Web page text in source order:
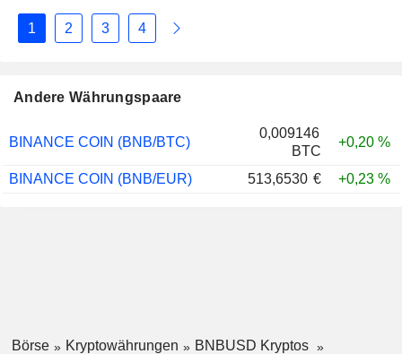
1 2 3 4
Andere Währungspaare
BINANCE COIN (BNB/BTC)
0,009146
BTC
+0,20 %
BINANCE COIN (BNB/EUR) 513,6530 € +0,23 %
Börse Kryptowährungen
BNBUSD Kryptos